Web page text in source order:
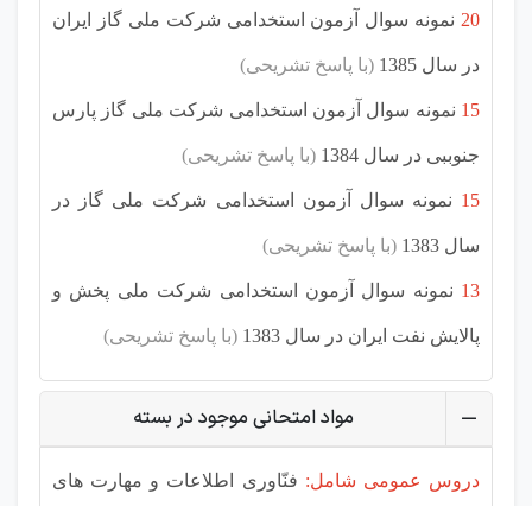
20 نمونه سوال آزمون استخدامی شرکت ملی گاز ایران
در سال 1385 (با پاسخ تشریحی)
15 نمونه سوال آزمون استخدامی شرکت ملی گاز پارس
جنوببی در سال 1384 (با پاسخ تشریحی)
15 نمونه سوال آزمون استخدامی شرکت ملی گاز در
سال 1383 (با پاسخ تشریحی)
13 نمونه سوال آزمون استخدامی شرکت ملی پخش و
پالایش نفت ایران در سال 1383 (با پاسخ تشریحی)
مواد امتحانی موجود در بسته
دروس عمومی شامل: فنّاوری اطلاعات و مهارت های